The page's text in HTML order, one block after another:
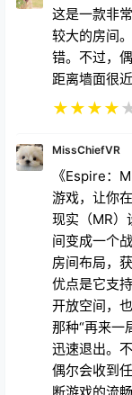
这是一款非
较大的房间
错。不过，
距离墙面很
★★★★
MissChiefVR
《Espire：
游戏，让你
现实（MR）
间变成一个
房间布局，
优点是它支
开放空间，
那种“再来一
迅速退出。
偶尔会收到